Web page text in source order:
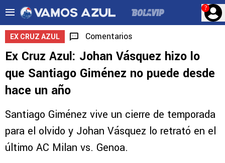
?
EX CRUZ AZUL Comentarios
Ex Cruz Azul: Johan Vásquez hizo lo
que Santiago Giménez no puede desde
hace un año
Santiago Giménez vive un cierre de temporada
para el olvido y Johan Vásquez lo retrató en el
último AC Milan vs. Genoa.